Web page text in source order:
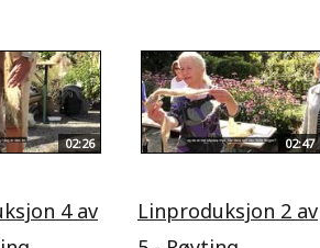
02:26
4 av
02:47
Linproduksjon 2 av